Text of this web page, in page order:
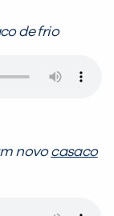
de frio
novocasaco